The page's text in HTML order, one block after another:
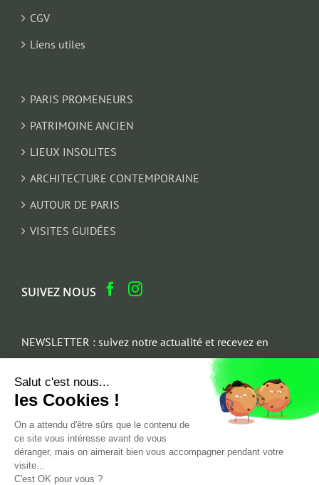
CGV
Liens utiles
PARIS PROMENEURS
PATRIMOINE ANCIEN
LIEUX INSOLITES
ARCHITECTURE CONTEMPORAINE
AUTOUR DE PARIS
VISITES GUIDÉES
SUIVEZ NOUS
NEWSLETTER : suivez notre actualité et recevez en
cadeau un parcours architectural du Marais
Email
Salut c'est nous...
les Cookies !
On a attendu d'être sûrs que le contenu de
ce site vous intéresse avant de vous
déranger, mais on aimerait bien vous accompagner pendant votre
visite...
C'est OK pour vous ?